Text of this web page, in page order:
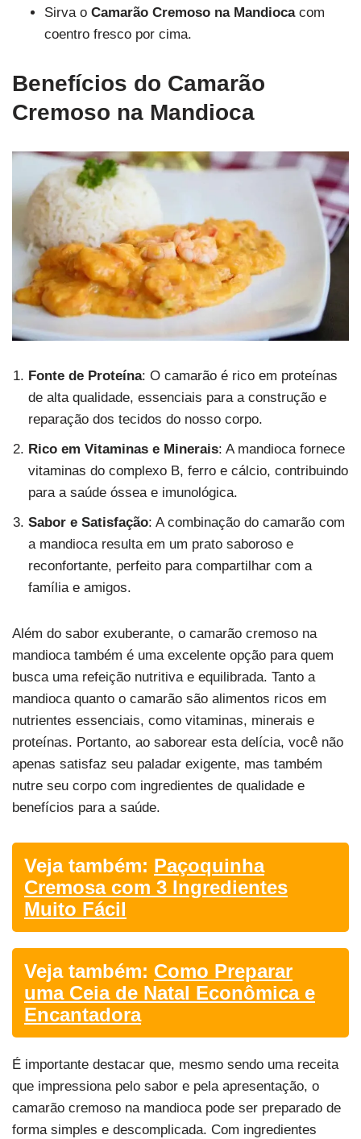
Sirva o Camarão Cremoso na Mandiocacom
coentro fresco por cima.
Benefícios do Camarão
Cremoso na Mandioca
Fonte de Proteína: O camarão é rico em proteínas
de alta qualidade, essenciais para a construção e
reparação dos tecidos do nosso corpo.
Rico em Vitaminas e Minerais: A mandioca fornece
vitaminas do complexo B, ferro e cálcio, contribuindo
para a saúde óssea e imunológica.
Sabor e Satisfação: A combinação do camarão com
a mandioca resulta em um prato saboroso e
reconfortante, perfeito para compartilhar com a
família e amigos.
Além do sabor exuberante, o camarão cremoso na
mandioca também é uma excelente opção para quem
busca uma refeição nutritiva e equilibrada. Tanto a
mandioca quanto o camarão são alimentos ricos em
nutrientes essenciais, como vitaminas, minerais e
proteínas. Portanto, ao saborear esta delícia, você não
apenas satisfaz seu paladar exigente, mas também
nutre seu corpo com ingredientes de qualidade e
benefícios para a saúde.
Veja também: Paçoquinha
Cremosa com 3 Ingredientes
Muito Fácil
Veja também: Como Preparar
uma Ceia de Natal Econômica e
Encantadora
É importante destacar que, mesmo sendo uma receita
que impressiona pelo sabor e pela apresentação, o
camarão cremoso na mandioca pode ser preparado de
forma simples e descomplicada. Com ingredientes